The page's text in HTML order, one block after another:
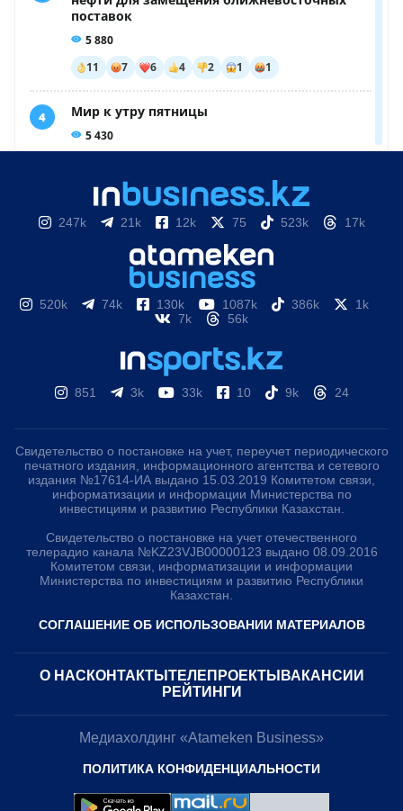
247k 21k 12k 75 523k 17k
520k 74k 130k 1087k 386k
1k
7k
56k
851 3k 33k 10 9k 24
Свидетельство о постановке на учет, переучет периодического
печатного издания, информационного агентства и сетевого
издания №17614-ИА выдано 15.03.2019 Комитетом связи,
информатизации и информации Министерства по
инвестициям и развитию Республики Казахстан.
Свидетельство о постановке на учет отечественного
телерадио канала №KZ23VJB00000123 выдано 08.09.2016
Комитетом связи, информатизации и информации
Министерства по инвестициям и развитию Республики
Казахстан.
СОГЛАШЕНИЕ ОБ ИСПОЛЬЗОВАНИИ МАТЕРИАЛОВ
О НАС КОНТАКТЫ ТЕЛЕПРОЕКТЫ ВАКАНСИИ
РЕЙТИНГИ
Медиахолдинг «Atameken Business»
ПОЛИТИКА КОНФИДЕНЦИАЛЬНОСТИ